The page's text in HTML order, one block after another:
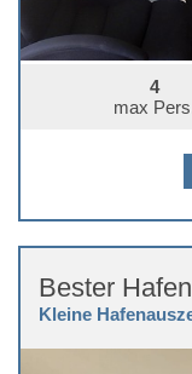
4
max
Bester
Kleine